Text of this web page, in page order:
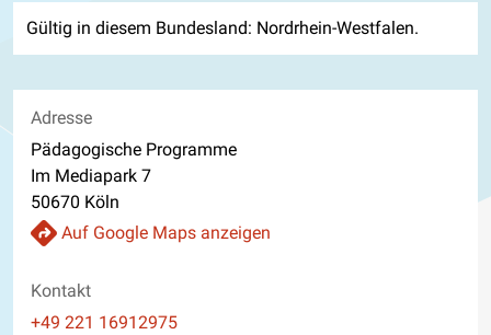
Gültig in diesem Bundesland: Nordrhein-Westfalen.
Adresse
Pädagogische Programme
Im Mediapark 7
50670 Köln
Auf Google Maps anzeigen
Kontakt
Telefon
+49 221 16912975